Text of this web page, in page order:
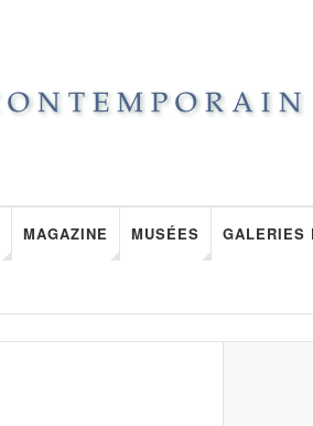
MAGAZINE MUSÉES GALERIES